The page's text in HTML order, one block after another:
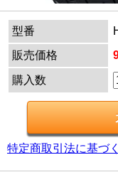
型番
販売価格
購入数
特定商取引法に基づ